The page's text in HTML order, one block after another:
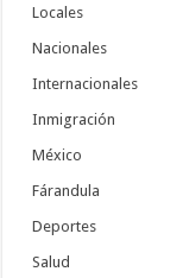
Locales
Nacionales
Internacionales
Inmigración
México
Fárandula
Deportes
Salud